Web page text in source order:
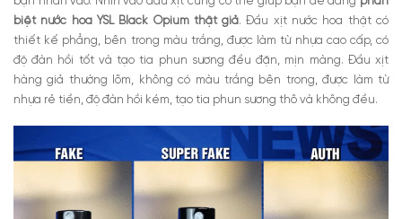
biệt nước hoa YSL Black Opium thật giả. Đầu xịt nước hoa thật có
thiết kế phẳng, bên trong màu trắng, được làm từ nhựa cao cấp, có
độ đàn hồi tốt và tạo tia phun sương đều đặn, mịn màng. Đầu xịt
hàng giả thường lõm, không có màu trắng bên trong, được làm từ
nhựa rẻ tiền, độ đàn hồi kém, tạo tia phun sương thô và không đều.